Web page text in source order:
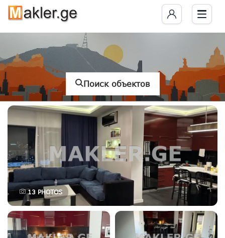
Поиск объектов
13 PHOTOS